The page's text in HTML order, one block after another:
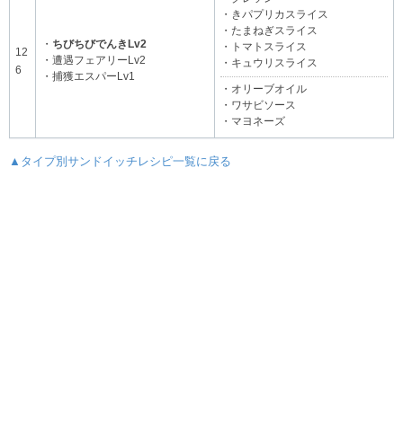
12
6
・ ちびちびでんきLv2
・遭遇フェアリーLv2
・捕獲エスパーLv1
・きパプリカスライス
・たまねぎスライス
・トマトスライス
・キュウリスライス
・オリーブオイル
・ワサビソース
・マヨネーズ
▲タイプ別サンドイッチレシピ一覧に戻る